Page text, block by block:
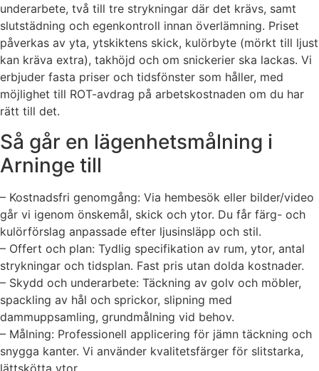
underarbete, två till tre strykningar där det krävs, samt
slutstädning och egenkontroll innan överlämning. Priset
påverkas av yta, ytskiktens skick, kulörbyte (mörkt till ljust
kan kräva extra), takhöjd och om snickerier ska lackas. Vi
erbjuder fasta priser och tidsfönster som håller, med
möjlighet till ROT-avdrag på arbetskostnaden om du har
rätt till det.
Så går en lägenhetsmålning i
Arninge till
– Kostnadsfri genomgång: Via hembesök eller bilder/video
går vi igenom önskemål, skick och ytor. Du får färg- och
kulörförslag anpassade efter ljusinsläpp och stil.
– Offert och plan: Tydlig specifikation av rum, ytor, antal
strykningar och tidsplan. Fast pris utan dolda kostnader.
– Skydd och underarbete: Täckning av golv och möbler,
spackling av hål och sprickor, slipning med
dammuppsamling, grundmålning vid behov.
– Målning: Professionell applicering för jämn täckning och
snygga kanter. Vi använder kvalitetsfärger för slitstarka,
lättskötta ytor.